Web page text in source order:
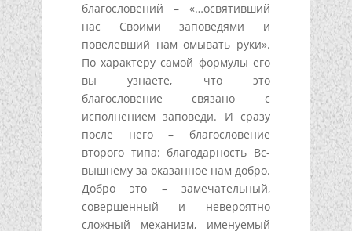
благословений – «…освятивший
нас Своими заповедями и
повелевший нам омывать руки».
По характеру самой формулы его
вы узнаете, что это
благословение связано с
исполнением заповеди. И сразу
после него – благословение
второго типа: благодарность Вс-
вышнему за оказанное нам добро.
Добро это – замечательный,
совершенный и невероятно
сложный механизм, именуемый